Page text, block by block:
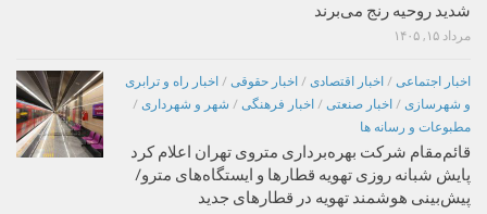
شدید روحیه رنج می‌برند
مرداد ۱۵, ۱۴۰۵
اخبار اجتماعی / اخبار اقتصادی / اخبار حقوقی / اخبار راه و ترابری
و شهرسازی / اخبار صنعتی / اخبار فرهنگی / شهر و شهرداری /
مطبوعات و رسانه ها
قائم‌مقام شرکت بهره‌برداری متروی تهران اعلام کرد
پایش شبانه روزی تهویه قطارها و ایستگاه‌های مترو/
پیش‌بینی هوشمند تهویه در قطارهای جدید